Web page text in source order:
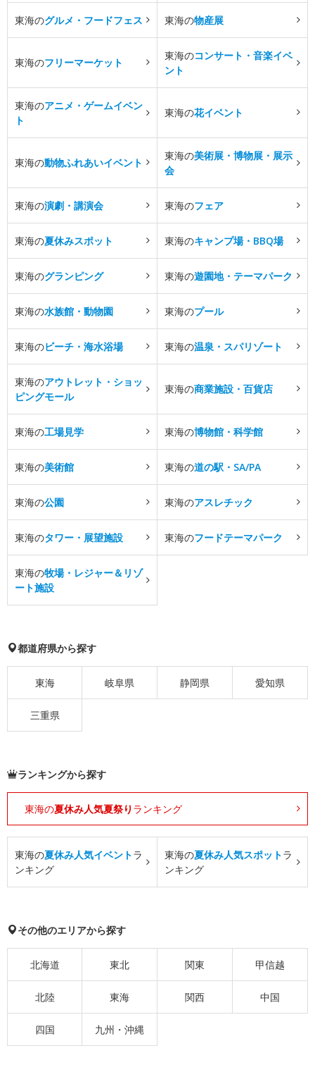
東海のグルメ・フードフェス 東海の物産展
東海のフリーマーケット
東海のコンサート・音楽イベ
ント
東海のアニメ・ゲームイベン
ト
東海の花イベント
東海の動物ふれあいイベント
東海の美術展・博物展・展示
会
東海の演劇・講演会 東海のフェア
東海の夏休みスポット 東海のキャンプ場・BBQ場
東海のグランピング 東海の遊園地・テーマパーク
東海の水族館・動物園 東海のプール
東海のビーチ・海水浴場 東海の温泉・スパリゾート
東海のアウトレット・ショッ
ピングモール
東海の商業施設・百貨店
東海の工場見学 東海の博物館・科学館
東海の美術館 東海の道の駅・SA/PA
東海の公園 東海のアスレチック
東海のタワー・展望施設 東海のフードテーマパーク
東海の牧場・レジャー＆リゾ
ート施設
都道府県から探す
東海 岐阜県 静岡県 愛知県
三重県
ランキングから探す
東海の夏休み人気夏祭り ランキング
東海の夏休み人気イベントラ
ンキング
東海の夏休み人気スポットラ
ンキング
その他のエリアから探す
北海道 東北 関東 甲信越
北陸 東海 関西 中国
四国 九州・沖縄